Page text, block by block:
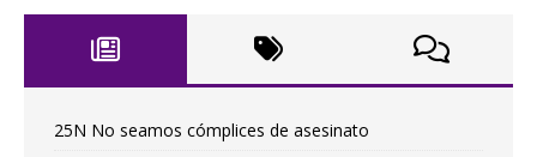
25N No seamos cómplices de asesinato